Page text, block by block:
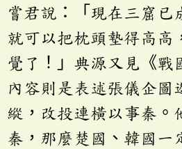
嘗君說：「現在三窟已
就可以把枕頭墊得高高
覺了！」典源又見《戰
內容則是表述張儀企圖
縱，改投連橫以事秦。
秦，那麼楚國、韓國一